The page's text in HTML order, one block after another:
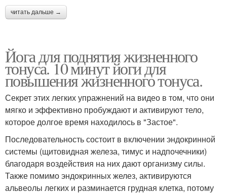
читать дальше →
Йога для поднятия жизненного
тонуса. 10 минут йоги для
повышения жизненного тонуса.
Секрет этих легких упражнений на видео в том, что они
мягко и эффективно пробуждают и активируют тело,
которое долгое время находилось в "Застое".
Последовательность состоит в включении эндокринной
системы (щитовидная железа, тимус и надпочечники)
благодаря воздействия на них дают организму силы.
Также помимо эндокринных желез, активируются
альвеолы легких и разминается грудная клетка, потому